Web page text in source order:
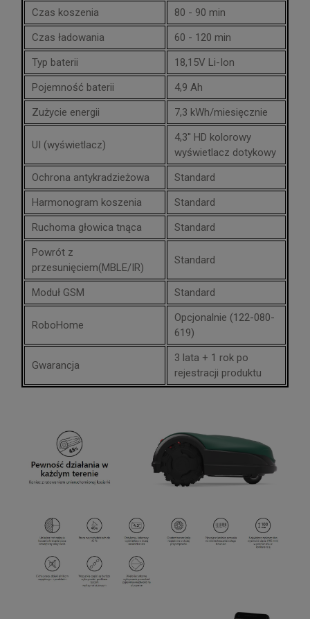
Czas koszenia
80 - 90 min
Czas ładowania
60 - 120 min
Typ baterii
18,15V Li-Ion
Pojemność baterii
4,9 Ah
Zużycie energii
7,3 kWh/miesięcznie
UI (wyświetlacz)
4,3'' HD kolorowy
wyświetlacz dotykowy
Ochrona antykradzieżowa
Standard
Harmonogram koszenia
Standard
Ruchoma głowica tnąca
Standard
Powrót z
przesunięciem(MBLE/IR)
Standard
Moduł GSM Standard
RoboHome
Opcjonalnie (122-080-
619)
Gwarancja
3 lata + 1 rok po
rejestracji produktu